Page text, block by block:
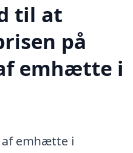
til at
på
emhætte i
emhætte i